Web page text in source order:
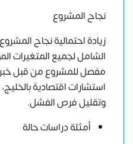
نجاح المشروع
زيادة احتمالية نجاح
الشامل لجميع المتغيرات
مفصل للمشروع من قبل
استشارات اقتصادية
وتقليل فرص الفشل.
أمثلة دراسات حالة